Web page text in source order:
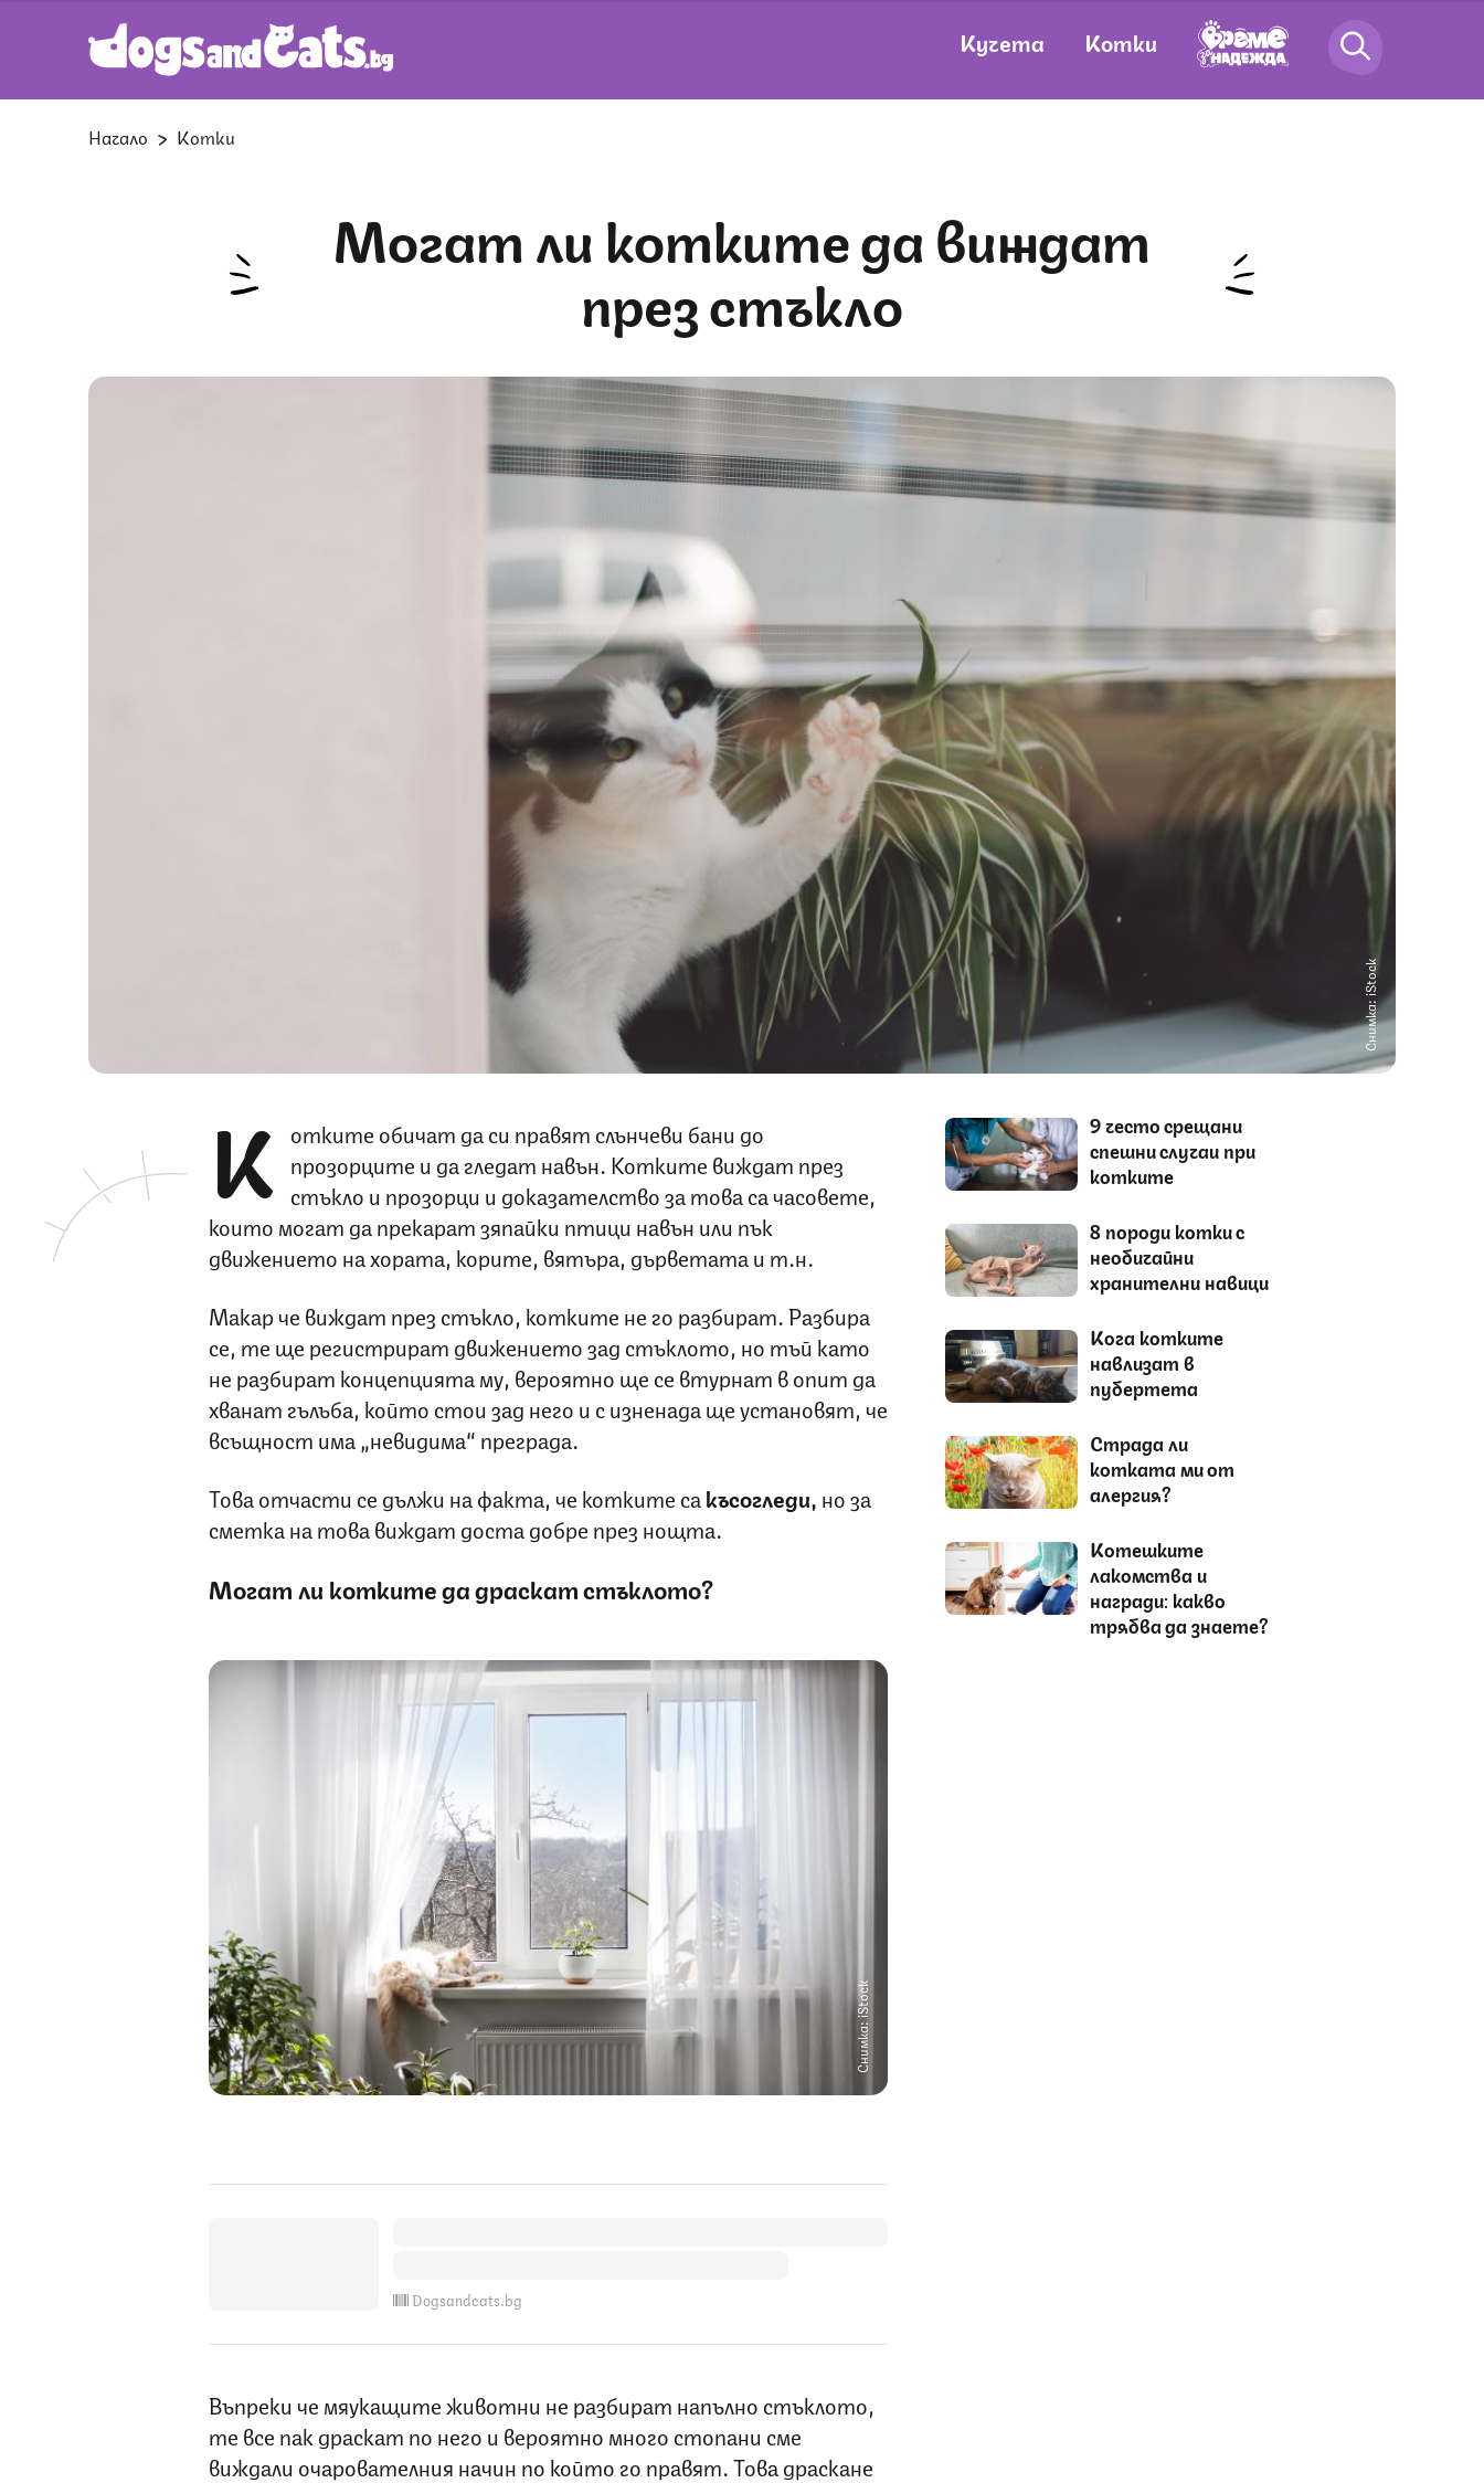
Кучета Котки
Начало Котки
Могат ли котките да виждат
през стъкло
Снимка: iStock
К отките обичат да си правят слънчеви бани до
прозорците и да гледат навън. Котките виждат през
стъкло и прозорци и доказателство за това са часовете,
които могат да прекарат зяпайки птици навън или пък
движението на хората, корите, вятъра, дърветата и т.н.
Макар че виждат през стъкло, котките не го разбират. Разбира
се, те ще регистрират движението зад стъклото, но тъй като
не разбират концепцията му, вероятно ще се втурнат в опит да
хванат гълъба, който стои зад него и с изненада ще установят, че
всъщност има „невидима“ преграда.
Това отчасти се дължи на факта, че котките сакъсогледи, но за
сметка на това виждат доста добре през нощта.
Могат ли котките да драскат стъклото?
Снимка: iStock
Dogsandcats.bg
Въпреки че мяукащите животни не разбират напълно стъклото,
те все пак драскат по него и вероятно много стопани сме
виждали очарователния начин по който го правят. Това драскане
9 често срещани
спешни случаи при
котките
8 породи котки с
необичайни
хранителни навици
Кога котките
навлизат в
пубертета
Страда ли
котката ми от
алергия?
Котешките
лакомства и
награди: какво
трябва да знаете?